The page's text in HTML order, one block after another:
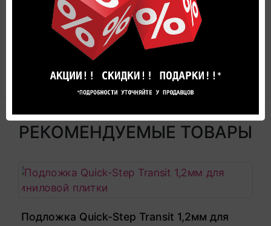
Представленные на фотографиях цвета товара
могут не совпадают с реальными, а лишь дают
общее представление об оттенках цвета и
вариантах предлагаемых текстур.
РЕКОМЕНДУЕМЫЕ ТОВАРЫ
Подложка Quick-Step Transit 1,2мм для